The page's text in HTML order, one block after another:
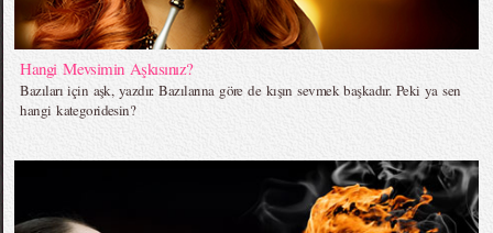
Hangi Mevsimin Aşkısınız?
Bazıları için aşk, yazdır. Bazılarına göre de kışın sevmek başkadır. Peki ya sen
hangi kategoridesin?